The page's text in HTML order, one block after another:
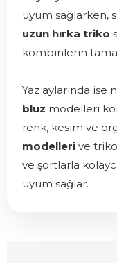
uyum sağlarken,
uzun hırka triko
kombinlerin
Yaz aylarında ise
bluz modelleri
renk, kesim ve
modelleri ve
ve şortlarla
uyum sağlar.